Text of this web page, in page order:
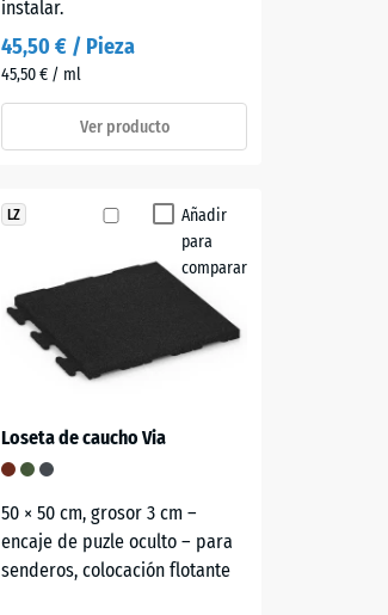
instalar.
45,50 € / Pieza
45,50 € / ml
Ver producto
Añadir
para
comparar
LZ
Loseta de caucho Via
50 × 50 cm, grosor 3 cm –
encaje de puzle oculto – para
senderos, colocación flotante